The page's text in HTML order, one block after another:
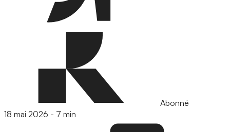
Abonné
18 mai 2026 - 7 min